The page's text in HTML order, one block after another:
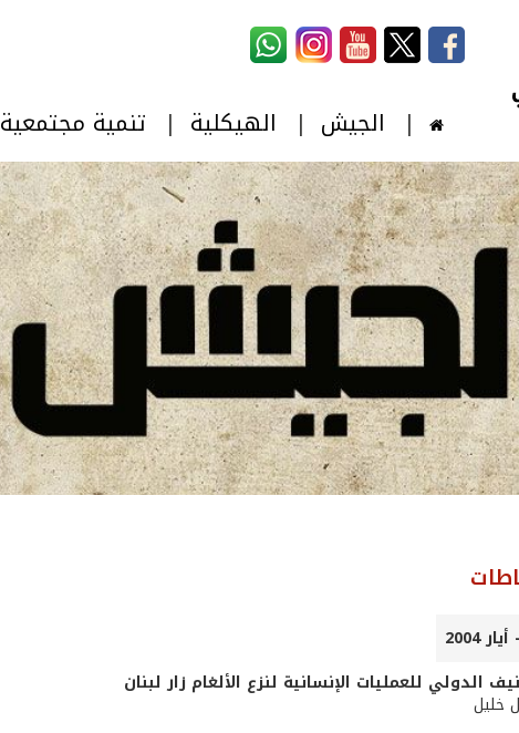
الجيش الهيكلية تنمية مجتمعية
الدولي للعمليات الإنسانية لنزع الألغام زار لبنان
خليل